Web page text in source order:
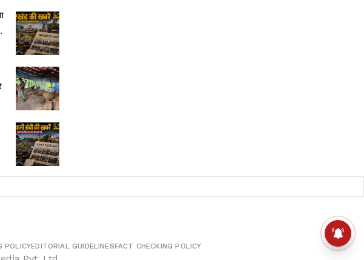
POLICYEDITORIAL GUIDELINESFACT CHECKING POLICY